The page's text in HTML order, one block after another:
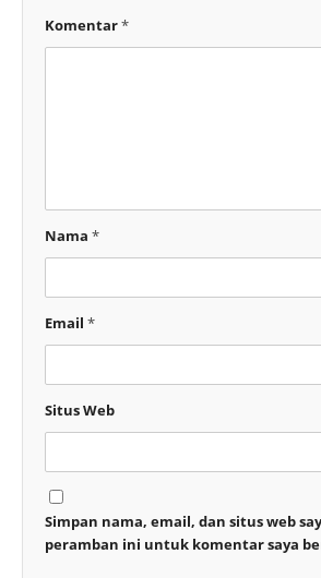
Komentar*
Nama *
Email *
Situs Web
Simpan nama, email, dan situs web
peramban ini untuk komentar saya